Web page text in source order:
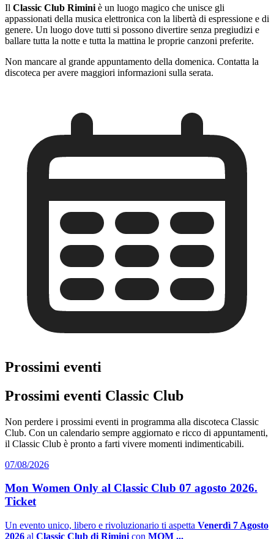
Il Classic Club Rimini è un luogo magico che unisce gli
appassionati della musica elettronica con la libertà di espressione e di
genere. Un luogo dove tutti si possono divertire senza pregiudizi e
ballare tutta la notte e tutta la mattina le proprie canzoni preferite.
Non mancare al grande appuntamento della domenica. Contatta la
discoteca per avere maggiori informazioni sulla serata.
Prossimi eventi
Prossimi eventi Classic Club
Non perdere i prossimi eventi in programma alla discoteca Classic
Club. Con un calendario sempre aggiornato e ricco di appuntamenti,
il Classic Club è pronto a farti vivere momenti indimenticabili.
07/08/2026
Mon Women Only al Classic Club 07 agosto 2026.
Ticket
Un evento unico, libero e rivoluzionario ti aspetta Venerdì 7 Agosto
2026 al Classic Club di Rimini con MOM ...